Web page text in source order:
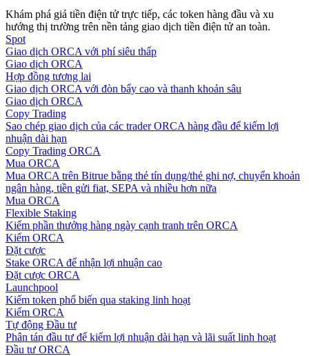
Hướng dẫn
Hướng dẫn giao dịch Spot
Chiến lược giao dịch
Học cách duy trì lợi nhuận
Earn
Khám phá giá tiền điện tử trực tiếp, các token hàng đầu và xu
hướng thị trường trên nền tảng giao dịch tiền điện tử an toàn.
Spot
Giao dịch ORCA với phí siêu thấp
Giao dịch ORCA
Hợp đồng tương lai
Giao dịch ORCA với đòn bẩy cao và thanh khoản sâu
Giao dịch ORCA
Copy Trading
Sao chép giao dịch của các trader ORCA hàng đầu để kiếm lợi
nhuận dài hạn
Copy Trading ORCA
Mua ORCA
Mua ORCA trên Bitrue bằng thẻ tín dụng/thẻ ghi nợ, chuyển khoản
ngân hàng, tiền gửi fiat, SEPA và nhiều hơn nữa
Mua ORCA
Flexible Staking
Kiếm phần thưởng hàng ngày cạnh tranh trên ORCA
Kiếm ORCA
Đặt cược
Stake ORCA để nhận lợi nhuận cao
Đặt cược ORCA
Launchpool
Kiếm token phổ biến qua staking linh hoạt
Kiếm ORCA
Tự động Đầu tư
Phân tán đầu tư để kiếm lợi nhuận dài hạn và lãi suất linh hoạt
Đầu tư ORCA